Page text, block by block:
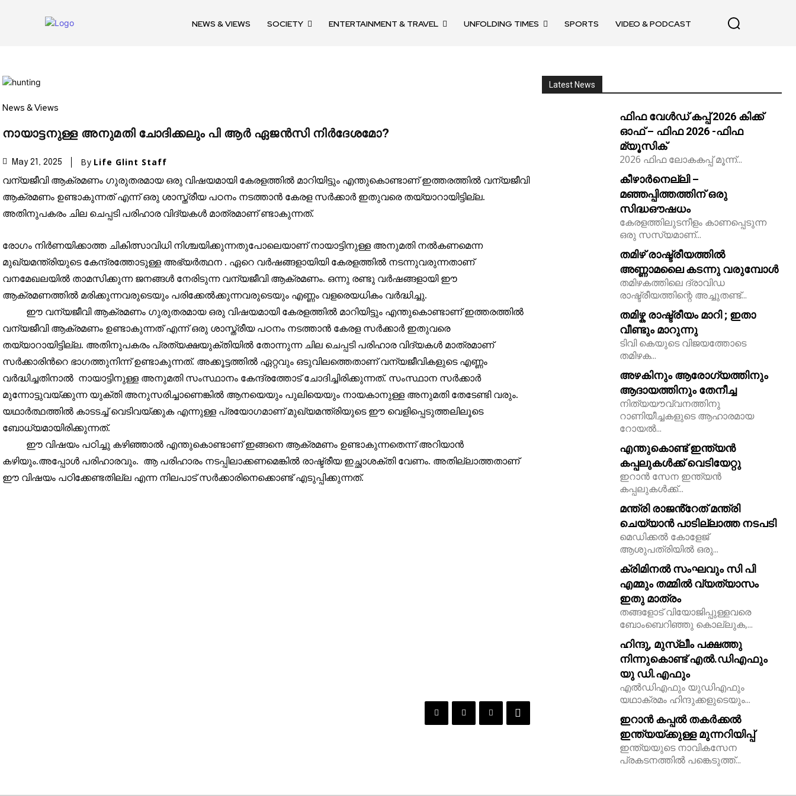
NEWS & VIEWS SOCIETY ENTERTAINMENT & TRAVEL UNFOLDING TIMES SPORTS VIDEO & PODCAST
News & Views
നായാട്ടനുള്ള അനുമതി ചോദിക്കലും പി ആർ ഏജൻസി നിർദേശമോ?
May 21, 2025 By Life Glint Staff
വന്യജീവി ആക്രമണം ഗുരുതരമായ ഒരു വിഷയമായി കേരളത്തിൽ മാറിയിട്ടും എന്തുകൊണ്ടാണ് ഇത്തരത്തിൽ വന്യജീവി
ആക്രമണം ഉണ്ടാകുന്നത് എന്ന് ഒരു ശാസ്ത്രീയ പഠനം നടത്താൻ കേരള സർക്കാർ ഇതുവരെ തയ്യാറായിട്ടില്ല.
അതിനുപകരം ചില ചെപ്പടി പരിഹാര വിദ്യകൾ മാത്രമാണ് ണ്ടാകുന്നത്.
രോഗം നിർണയിക്കാത്ത ചികിത്സാവിധി നിശ്ചയിക്കുന്നതുപോലെയാണ് നായാട്ടിനുള്ള അനുമതി നൽകണമെന്ന
മുഖ്യമന്ത്രിയുടെ കേന്ദ്രത്തോടുള്ള അഭ്യർത്ഥന . ഏറെ വർഷങ്ങളായിയി കേരളത്തിൽ നടന്നുവരുന്നതാണ്
വനമേഖലയിൽ താമസിക്കുന്ന ജനങ്ങൾ നേരിടുന്ന വന്യജീവി ആക്രമണം. ഒന്നു രണ്ടു വർഷങ്ങളായി ഈ
ആക്രമണത്തിൽ മരിക്കുന്നവരുടെയും പരിക്കേൽക്കുന്നവരുടെയും എണ്ണം വളരെയധികം വർദ്ധിച്ചു.
ഈ വന്യജീവി ആക്രമണം ഗുരുതരമായ ഒരു വിഷയമായി കേരളത്തിൽ മാറിയിട്ടും എന്തുകൊണ്ടാണ് ഇത്തരത്തിൽ
വന്യജീവി ആക്രമണം ഉണ്ടാകുന്നത് എന്ന് ഒരു ശാസ്ത്രീയ പഠനം നടത്താൻ കേരള സർക്കാർ ഇതുവരെ
തയ്യാറായിട്ടില്ല. അതിനുപകരം പ്രത്യക്ഷയുക്തിയിൽ തോന്നുന്ന ചില ചെപ്പടി പരിഹാര വിദ്യകൾ മാത്രമാണ്
സർക്കാരിൻറെ ഭാഗത്തുനിന്ന് ഉണ്ടാകുന്നത്. അക്കൂട്ടത്തിൽ ഏറ്റവും ഒടുവിലത്തെതാണ് വന്യജീവികളുടെ എണ്ണം
വർദ്ധിച്ചതിനാൽ നായാട്ടിനുള്ള അനുമതി സംസ്ഥാനം കേന്ദ്രത്തോട് ചോദിച്ചിരിക്കുന്നത്. സംസ്ഥാന സർക്കാർ
മുന്നോട്ടുവയ്ക്കുന്ന യുക്തി അനുസരിച്ചാണെങ്കിൽ ആനയെയും പുലിയെയും നായകാനുള്ള അനുമതി തേടേണ്ടി വരും.
യഥാർത്ഥത്തിൽ കാടടച്ച് വെടിവയ്ക്കുക എന്നുള്ള പ്രയോഗമാണ് മുഖ്യമന്ത്രിയുടെ ഈ വെളിപ്പെടുത്തലിലൂടെ
ബോധ്യമായിരിക്കുന്നത്.
ഈ വിഷയം പഠിച്ചു കഴിഞ്ഞാൽ എന്തുകൊണ്ടാണ് ഇങ്ങനെ ആക്രമണം ഉണ്ടാകുന്നതെന്ന് അറിയാൻ
കഴിയും.അപ്പോൾ പരിഹാരവും. ആ പരിഹാരം നടപ്പിലാക്കണമെങ്കിൽ രാഷ്ട്രീയ ഇച്ഛാശക്തി വേണം. അതില്ലാത്തതാണ്
ഈ വിഷയം പഠിക്കേണ്ടതില്ല എന്ന നിലപാട് സർക്കാരിനെക്കൊണ്ട് എടുപ്പിക്കുന്നത്.
Latest News
ഫിഫ വേൾഡ് കപ്പ് 2026 കിക്ക്‌
ഓഫ് – ഫിഫ 2026 -ഫിഫ
മ്യൂസിക്
2026 ഫിഫ ലോകകപ്പ് മൂന്ന്...
കീഴാർനെല്ലി –
മഞ്ഞപ്പിത്തത്തിന് ഒരു
സിദ്ധഔഷധം
കേരളത്തിലുടനീളം കാണപ്പെടുന്ന
ഒരു സസ്യമാണ്...
തമിഴ് രാഷ്ട്രീയത്തിൽ
അണ്ണാമലൈ കടന്നു വരുമ്പോൾ
തമിഴകത്തിലെ ദ്രാവിഡ
രാഷ്ട്രീയത്തിന്റെ അച്ചുതണ്ട്...
തമിഴ്ക രാഷ്ട്രീയം മാറി ; ഇതാ
വീണ്ടും മാറുന്നു
ടിവി കെയുടെ വിജയത്തോടെ
തമിഴക...
അഴകിനും ആരോഗ്യത്തിനും
ആദായത്തിനും തേനീച്ച
നിത്യയൗവ്വനത്തിനു
റാണിയീച്ചകളുടെ ആഹാരമായ
റോയല്‍...
എന്തുകൊണ്ട് ഇന്ത്യൻ
കപ്പലുകൾക്ക് വെടിയേറ്റു
ഇറാൻ സേന ഇന്ത്യൻ
കപ്പലുകൾക്ക്...
മന്ത്രി രാജൻ്റേത് മന്ത്രി
ചെയ്യാൻ പാടില്ലാത്ത നടപടി
മെഡിക്കൽ കോളേജ്
ആശുപത്രിയിൽ ഒരു...
ക്രിമിനൽ സംഘവും സി പി
എമ്മും തമ്മിൽ വ്യത്യാസം
ഇതു മാത്രം
തങ്ങളോട് വിയോജിപ്പുള്ളവരെ
ബോംബെറിഞ്ഞു കൊല്ലുക,...
ഹിന്ദു, മുസ്ലീം പക്ഷത്തു
നിന്നുകൊണ്ട് എൽ.ഡിഎഫും
യു ഡി.എഫും
എൽഡിഎഫും യുഡിഎഫും
യഥാക്രമം ഹിന്ദുക്കളുടെയും...
ഇറാൻ കപ്പൽ തകർക്കൽ
ഇന്ത്യയ്ക്കുള്ള മുന്നറിയിപ്പ്
ഇന്ത്യയുടെ നാവികസേന
പ്രകടനത്തിൽ പങ്കെടുത്ത്...